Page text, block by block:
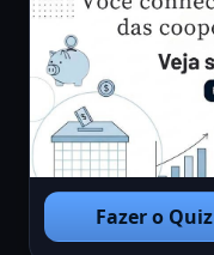
Fazer o Quiz